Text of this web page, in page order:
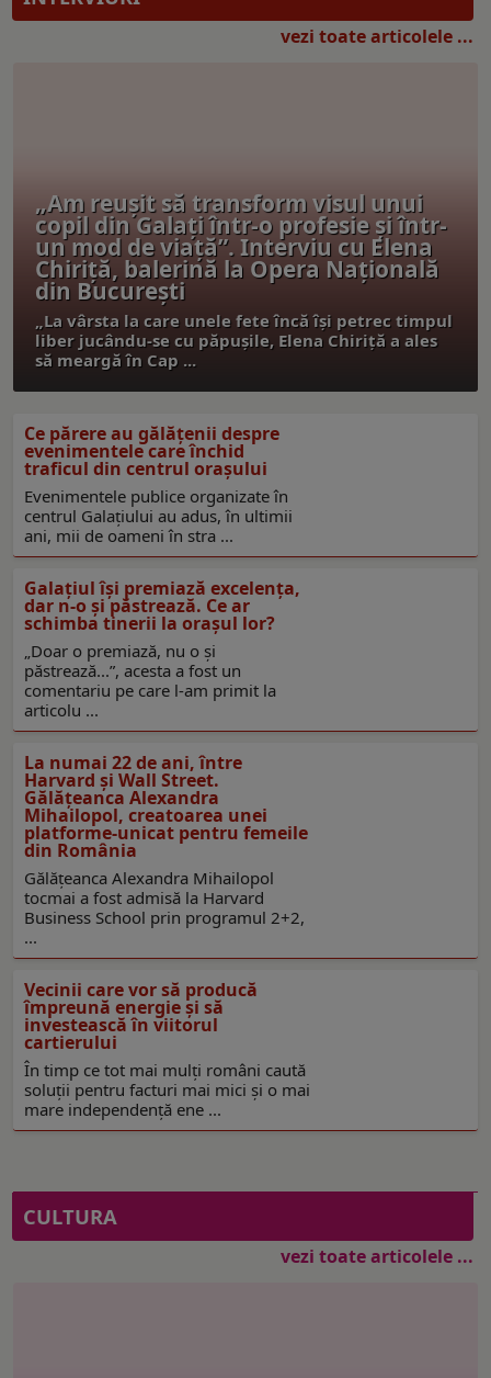
vezi toate articolele ...
„Am reușit să transform visul unui
copil din Galați într-o profesie și într-
un mod de viață”. Interviu cu Elena
Chiriţă, balerină la Opera Naţională
din Bucureşti
„La vârsta la care unele fete încă își petrec timpul
liber jucându-se cu păpușile, Elena Chiriță a ales
să meargă în Cap ...
Ce părere au gălățenii despre
evenimentele care închid
traficul din centrul orașului
Evenimentele publice organizate în
centrul Galațiului au adus, în ultimii
ani, mii de oameni în stra ...
Galaţiul îşi premiază excelenţa,
dar n-o şi păstrează. Ce ar
schimba tinerii la oraşul lor?
„Doar o premiază, nu o şi
păstrează...”, acesta a fost un
comentariu pe care l-am primit la
articolu ...
La numai 22 de ani, între
Harvard și Wall Street.
Gălățeanca Alexandra
Mihailopol, creatoarea unei
platforme-unicat pentru femeile
din România
Gălățeanca Alexandra Mihailopol
tocmai a fost admisă la Harvard
Business School prin programul 2+2,
...
Vecinii care vor să producă
împreună energie și să
investească în viitorul
cartierului
În timp ce tot mai mulți români caută
soluții pentru facturi mai mici și o mai
mare independență ene ...
CULTURA
vezi toate articolele ...